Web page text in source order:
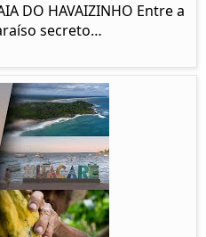
DO HAVAIZINHO Entre a
secreto…